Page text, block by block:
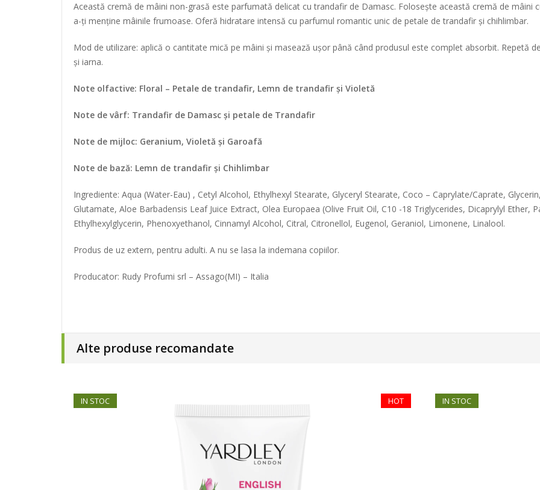
Această cremă de mâini non-grasă este parfumată delicat cu trandafir de Damasc. Folosește această cremă de mâini
a-ți menține mâinile frumoase. Oferă hidratare intensă cu parfumul romantic unic de petale de trandafir și chihlimbar.
Mod de utilizare: aplică o cantitate mică pe mâini și masează ușor până când produsul este complet absorbit. Repetă
și iarna.
Note olfactive: Floral – Petale de trandafir, Lemn de trandafir și Violetă
Note de vârf: Trandafir de Damasc și petale de Trandafir
Note de mijloc: Geranium, Violetă și Garoafă
Note de bază: Lemn de trandafir și Chihlimbar
Ingrediente: Aqua (Water-Eau) , Cetyl Alcohol, Ethylhexyl Stearate, Glyceryl Stearate, Coco – Caprylate/Caprate,
Glutamate, Aloe Barbadensis Leaf Juice Extract, Olea Europaea (Olive Fruit Oil, C10 -18 Triglycerides, Dicaprylyl Ether,
Ethylhexylglycerin, Phenoxyethanol, Cinnamyl Alcohol, Citral, Citronellol, Eugenol, Geraniol, Limonene, Linalool.
Produs de uz extern, pentru adulti. A nu se lasa la indemana copiilor.
Producator: Rudy Profumi srl – Assago(MI) – Italia
Alte produse recomandate
HOT
IN STOC IN STOC